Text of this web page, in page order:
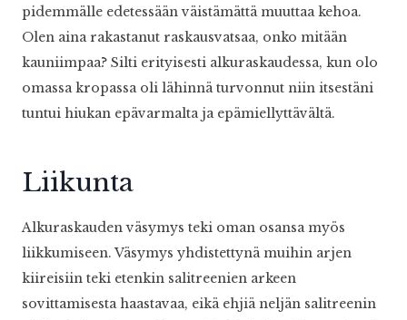
pidemmälle edetessään väistämättä muuttaa kehoa.
Olen aina rakastanut raskausvatsaa, onko mitään
kauniimpaa? Silti erityisesti alkuraskaudessa, kun olo
omassa kropassa oli lähinnä turvonnut niin itsestäni
tuntui hiukan epävarmalta ja epämiellyttävältä.
Liikunta
Alkuraskauden väsymys teki oman osansa myös
liikkumiseen. Väsymys yhdistettynä muihin arjen
kiireisiin teki etenkin salitreenien arkeen
sovittamisesta haastavaa, eikä ehjiä neljän salitreenin